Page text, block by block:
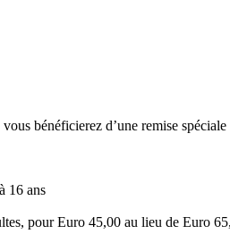
bénéficierez d’une remise
16 ans
pour Euro 45,00 au lieu de Euro